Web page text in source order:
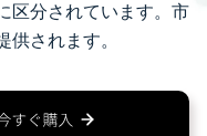
区分されています。市
されます。